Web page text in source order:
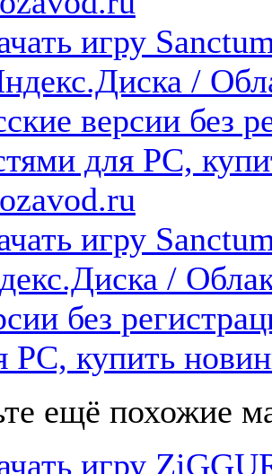
игру
/
версии без
для PC,
игру
/
без
PC, купить
ещё похожие
игру